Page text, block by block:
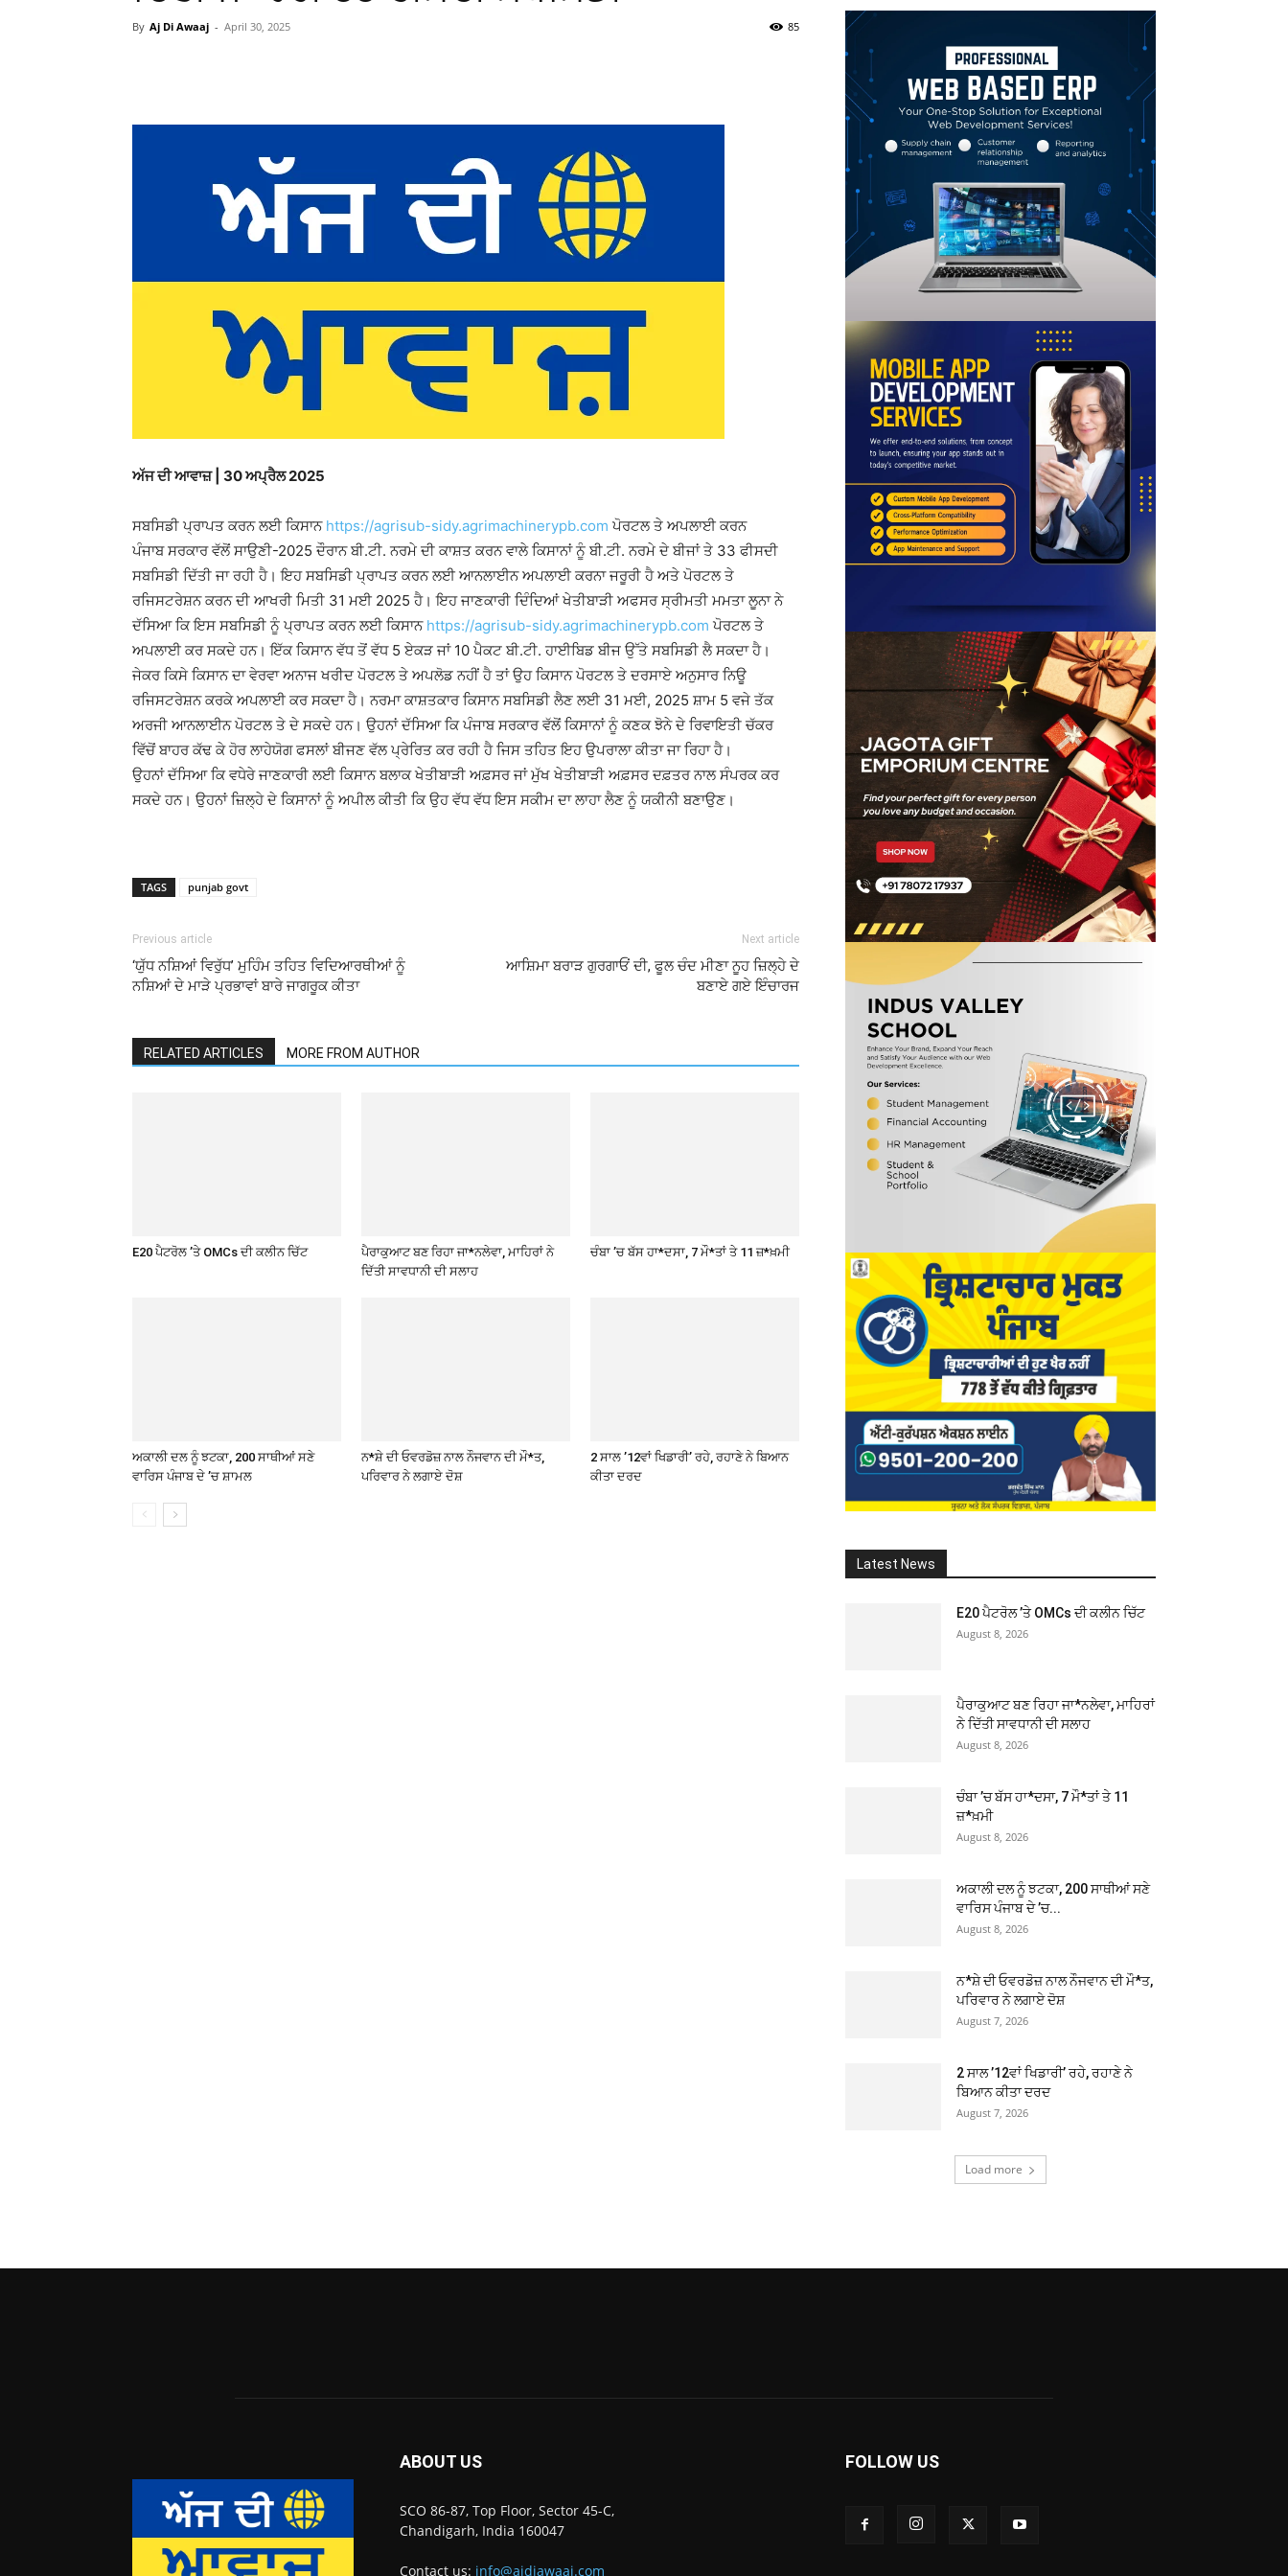
By Aj Di Awaaj - April 30, 2025 85
Email Print
ਅੱਜ ਦੀ ਆਵਾਜ਼ | 30 ਅਪ੍ਰੈਲ 2025
ਸਬਸਿਡੀ ਪ੍ਰਾਪਤ ਕਰਨ ਲਈ ਕਿਸਾਨ https://agrisub-sidy.agrimachinerypb.com ਪੋਰਟਲ ਤੇ ਅਪਲਾਈ ਕਰਨ
ਪੰਜਾਬ ਸਰਕਾਰ ਵੱਲੋਂ ਸਾਉਣੀ-2025 ਦੌਰਾਨ ਬੀ.ਟੀ. ਨਰਮੇ ਦੀ ਕਾਸ਼ਤ ਕਰਨ ਵਾਲੇ ਕਿਸਾਨਾਂ ਨੂੰ ਬੀ.ਟੀ. ਨਰਮੇ ਦੇ ਬੀਜਾਂ ਤੇ 33 ਫੀਸਦੀ
ਸਬਸਿਡੀ ਦਿੱਤੀ ਜਾ ਰਹੀ ਹੈ। ਇਹ ਸਬਸਿਡੀ ਪ੍ਰਾਪਤ ਕਰਨ ਲਈ ਆਨਲਾਈਨ ਅਪਲਾਈ ਕਰਨਾ ਜਰੂਰੀ ਹੈ ਅਤੇ ਪੋਰਟਲ ਤੇ
ਰਜਿਸਟਰੇਸ਼ਨ ਕਰਨ ਦੀ ਆਖਰੀ ਮਿਤੀ 31 ਮਈ 2025 ਹੈ। ਇਹ ਜਾਣਕਾਰੀ ਦਿੰਦਿਆਂ ਖੇਤੀਬਾੜੀ ਅਫਸਰ ਸ੍ਰੀਮਤੀ ਮਮਤਾ ਲੂਨਾ ਨੇ
ਦੱਸਿਆ ਕਿ ਇਸ ਸਬਸਿਡੀ ਨੂੰ ਪ੍ਰਾਪਤ ਕਰਨ ਲਈ ਕਿਸਾਨ https://agrisub-sidy.agrimachinerypb.com ਪੋਰਟਲ ਤੇ
ਅਪਲਾਈ ਕਰ ਸਕਦੇ ਹਨ। ਇੱਕ ਕਿਸਾਨ ਵੱਧ ਤੋਂ ਵੱਧ 5 ਏਕੜ ਜਾਂ 10 ਪੈਕਟ ਬੀ.ਟੀ. ਹਾਈਬਿਡ ਬੀਜ ਉੱਤੇ ਸਬਸਿਡੀ ਲੈ ਸਕਦਾ ਹੈ।
ਜੇਕਰ ਕਿਸੇ ਕਿਸਾਨ ਦਾ ਵੇਰਵਾ ਅਨਾਜ ਖਰੀਦ ਪੋਰਟਲ ਤੇ ਅਪਲੋਡ ਨਹੀਂ ਹੈ ਤਾਂ ਉਹ ਕਿਸਾਨ ਪੋਰਟਲ ਤੇ ਦਰਸਾਏ ਅਨੁਸਾਰ ਨਿਊ
ਰਜਿਸਟਰੇਸ਼ਨ ਕਰਕੇ ਅਪਲਾਈ ਕਰ ਸਕਦਾ ਹੈ। ਨਰਮਾ ਕਾਸ਼ਤਕਾਰ ਕਿਸਾਨ ਸਬਸਿਡੀ ਲੈਣ ਲਈ 31 ਮਈ, 2025 ਸ਼ਾਮ 5 ਵਜੇ ਤੱਕ
ਅਰਜੀ ਆਨਲਾਈਨ ਪੋਰਟਲ ਤੇ ਦੇ ਸਕਦੇ ਹਨ। ਉਹਨਾਂ ਦੱਸਿਆ ਕਿ ਪੰਜਾਬ ਸਰਕਾਰ ਵੱਲੋਂ ਕਿਸਾਨਾਂ ਨੂੰ ਕਣਕ ਝੋਨੇ ਦੇ ਰਿਵਾਇਤੀ ਚੱਕਰ
ਵਿੱਚੋਂ ਬਾਹਰ ਕੱਢ ਕੇ ਹੋਰ ਲਾਹੇਯੋਗ ਫਸਲਾਂ ਬੀਜਣ ਵੱਲ ਪ੍ਰੇਰਿਤ ਕਰ ਰਹੀ ਹੈ ਜਿਸ ਤਹਿਤ ਇਹ ਉਪਰਾਲਾ ਕੀਤਾ ਜਾ ਰਿਹਾ ਹੈ।
ਉਹਨਾਂ ਦੱਸਿਆ ਕਿ ਵਧੇਰੇ ਜਾਣਕਾਰੀ ਲਈ ਕਿਸਾਨ ਬਲਾਕ ਖੇਤੀਬਾੜੀ ਅਫ਼ਸਰ ਜਾਂ ਮੁੱਖ ਖੇਤੀਬਾੜੀ ਅਫ਼ਸਰ ਦਫ਼ਤਰ ਨਾਲ ਸੰਪਰਕ ਕਰ
ਸਕਦੇ ਹਨ। ਉਹਨਾਂ ਜ਼ਿਲ੍ਹੇ ਦੇ ਕਿਸਾਨਾਂ ਨੂੰ ਅਪੀਲ ਕੀਤੀ ਕਿ ਉਹ ਵੱਧ ਵੱਧ ਇਸ ਸਕੀਮ ਦਾ ਲਾਹਾ ਲੈਣ ਨੂੰ ਯਕੀਨੀ ਬਣਾਉਣ।
TAGS punjab govt
Previous article
‘ਯੁੱਧ ਨਸ਼ਿਆਂ ਵਿਰੁੱਧ’ ਮੁਹਿੰਮ ਤਹਿਤ ਵਿਦਿਆਰਥੀਆਂ ਨੂੰ
ਨਸ਼ਿਆਂ ਦੇ ਮਾੜੇ ਪ੍ਰਭਾਵਾਂ ਬਾਰੇ ਜਾਗਰੂਕ ਕੀਤਾ
Next article
ਆਸ਼ਿਮਾ ਬਰਾੜ ਗੁਰਗਾਓਂ ਦੀ, ਫੂਲ ਚੰਦ ਮੀਣਾ ਨੂਹ ਜ਼ਿਲ੍ਹੇ ਦੇ
ਬਣਾਏ ਗਏ ਇੰਚਾਰਜ
RELATED ARTICLES MORE FROM AUTHOR
E20 ਪੈਟਰੋਲ ’ਤੇ OMCs ਦੀ ਕਲੀਨ ਚਿੱਟ
ਪੈਰਾਕੁਆਟ ਬਣ ਰਿਹਾ ਜਾ*ਨਲੇਵਾ, ਮਾਹਿਰਾਂ ਨੇ
ਦਿੱਤੀ ਸਾਵਧਾਨੀ ਦੀ ਸਲਾਹ
ਚੰਬਾ ’ਚ ਬੱਸ ਹਾ*ਦਸਾ, 7 ਮੌ*ਤਾਂ ਤੇ 11 ਜ਼*ਖ਼ਮੀ
ਅਕਾਲੀ ਦਲ ਨੂੰ ਝਟਕਾ, 200 ਸਾਥੀਆਂ ਸਣੇ
ਵਾਰਿਸ ਪੰਜਾਬ ਦੇ ’ਚ ਸ਼ਾਮਲ
ਨ*ਸ਼ੇ ਦੀ ਓਵਰਡੋਜ਼ ਨਾਲ ਨੌਜਵਾਨ ਦੀ ਮੌ*ਤ,
ਪਰਿਵਾਰ ਨੇ ਲਗਾਏ ਦੋਸ਼
2 ਸਾਲ ’12ਵਾਂ ਖਿਡਾਰੀ’ ਰਹੇ, ਰਹਾਣੇ ਨੇ ਬਿਆਨ
ਕੀਤਾ ਦਰਦ
Latest News
E20 ਪੈਟਰੋਲ ’ਤੇ OMCs ਦੀ ਕਲੀਨ ਚਿੱਟ
August 8, 2026
ਪੈਰਾਕੁਆਟ ਬਣ ਰਿਹਾ ਜਾ*ਨਲੇਵਾ, ਮਾਹਿਰਾਂ
ਨੇ ਦਿੱਤੀ ਸਾਵਧਾਨੀ ਦੀ ਸਲਾਹ
August 8, 2026
ਚੰਬਾ ’ਚ ਬੱਸ ਹਾ*ਦਸਾ, 7 ਮੌ*ਤਾਂ ਤੇ 11
ਜ਼*ਖ਼ਮੀ
August 8, 2026
ਅਕਾਲੀ ਦਲ ਨੂੰ ਝਟਕਾ, 200 ਸਾਥੀਆਂ ਸਣੇ
ਵਾਰਿਸ ਪੰਜਾਬ ਦੇ ’ਚ...
August 8, 2026
ਨ*ਸ਼ੇ ਦੀ ਓਵਰਡੋਜ਼ ਨਾਲ ਨੌਜਵਾਨ ਦੀ ਮੌ*ਤ,
ਪਰਿਵਾਰ ਨੇ ਲਗਾਏ ਦੋਸ਼
August 7, 2026
2 ਸਾਲ ’12ਵਾਂ ਖਿਡਾਰੀ’ ਰਹੇ, ਰਹਾਣੇ ਨੇ
ਬਿਆਨ ਕੀਤਾ ਦਰਦ
August 7, 2026
Load more
ABOUT US
SCO 86-87, Top Floor, Sector 45-C,
Chandigarh, India 160047
Contact us: info@ajdiawaaj.com
FOLLOW US